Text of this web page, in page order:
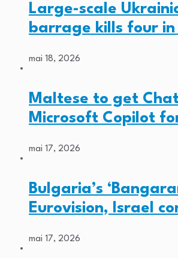
Large-scale
barrage kills four in
mai 18, 2026
Maltese to get
Microsoft Copilot
mai 17, 2026
Bulgaria’s
Eurovision, Israel
mai 17, 2026